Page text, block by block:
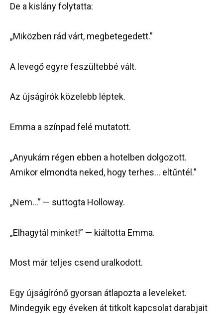
De a kislány folytatta:
„Miközben rád várt, megbetegedett.”
A levegő egyre feszültebbé vált.
Az újságírók közelebb léptek.
Emma a színpad felé mutatott.
„Anyukám régen ebben a hotelben dolgozott.
Amikor elmondta neked, hogy terhes… eltűntél.”
„Nem…” — suttogta Holloway.
„Elhagytál minket!” — kiáltotta Emma.
Most már teljes csend uralkodott.
Egy újságírónő gyorsan átlapozta a leveleket.
Mindegyik egy éveken át titkolt kapcsolat darabjait